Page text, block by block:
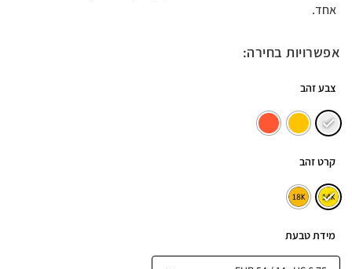
אחד.
אפשרויות בחירה:
צבע זהב
קרט זהב
מידת טבעת